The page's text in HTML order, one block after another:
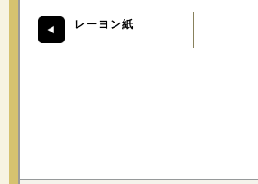
レーヨン紙